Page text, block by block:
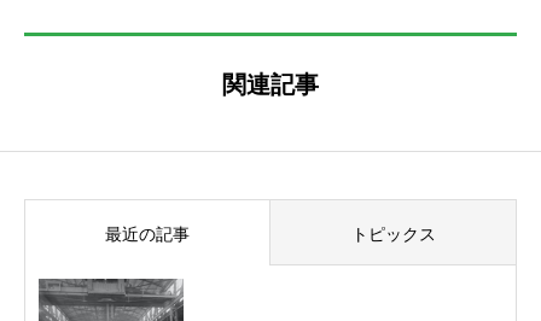
関連記事
最近の記事 トピックス